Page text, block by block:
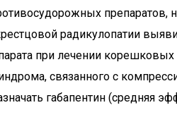
радикулопатии
при лечении
связанного с
габапентин (средняя